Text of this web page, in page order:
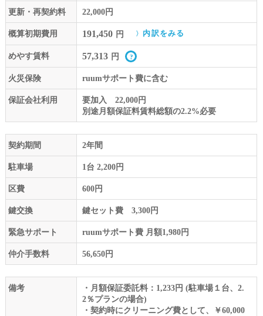
更新・再契約料 22,000円
概算初期費用 191,450 円 内訳をみる
めやす賃料 57,313 円
火災保険 ruumサポート費に含む
保証会社利用
要加入 22,000円
別途月額保証料賃料総額の2.2%必要
契約期間 2年間
駐車場 1台 2,200円
区費 600円
鍵交換 鍵セット費 3,300円
緊急サポート ruumサポート費 月額1,980円
仲介手数料 56,650円
備考
・月額保証委託料：1,233円 (駐車場１台、2.
2％プランの場合)
・契約時にクリーニング費として、￥60,000